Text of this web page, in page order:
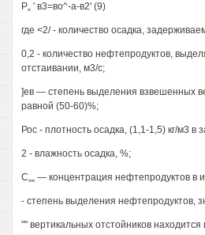
Р„ ' в3=во^-а-в2' (9)
где <2/ - количество осадка,
0,2 - количество нефтепродуктов,
отстаивании, м3/с;
]ев — степень выделения взвешенных
равной (50-60)%;
Рос - плотность осадка, (1,1-1,5) кг/м3 в
2 - влажность осадка, %;
С„„ — концентрация нефтепродуктов в
- степень выделения нефтепродуктов,
"" вертикальных отстойников